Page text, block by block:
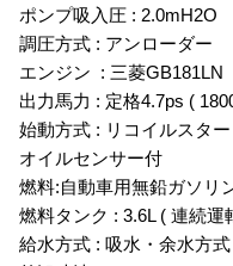
ポンプ吸入圧 : 2.0mH2O
調圧方式 : アンローダー
エンジン : 三菱GB181LN
出力馬力 : 定格4.7ps (
始動方式 : リコイルスター
オイルセンサー付
燃料:自動車用無鉛ガソリ
燃料タンク : 3.6L ( 連続運
給水方式 : 吸水・余水方式